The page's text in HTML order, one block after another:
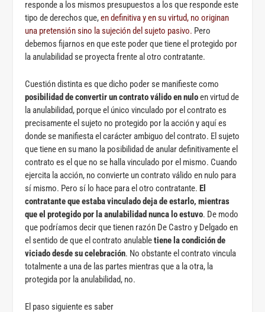
responde a los mismos presupuestos a los que responde este
tipo de derechos que,en definitiva y en su virtud, no originan
una pretensión sino la sujeción del sujeto pasivo. Pero
debemos fijarnos en que este poder que tiene el protegido por
la anulabilidad se proyecta frente al otro contratante.
posibilidad de convertir un contrato válido en nuloen virtud de
la anulabilidad, porque el único vinculado por el contrato es
precisamente el sujeto no protegido por la acción y aquí es
donde se manifiesta el carácter ambiguo del contrato. El sujeto
que tiene en su mano la posibilidad de anular definitivamente el
contrato es el que no se halla vinculado por el mismo. Cuando
ejercita la acción, no convierte un contrato válido en nulo para
sí mismo. Pero sí lo hace para el otro contratante.El
contratante que estaba vinculado deja de estarlo, mientras
que el protegido por la anulabilidad nunca lo estuvo. De modo
que podríamos decir que tienen razón De Castro y Delgado en
el sentido de que el contrato anulabletiene la condición de
viciado desde su celebración. No obstante el contrato vincula
totalmente a una de las partes mientras que a la otra, la
protegida por la anulabilidad, no.
El paso siguiente es saber